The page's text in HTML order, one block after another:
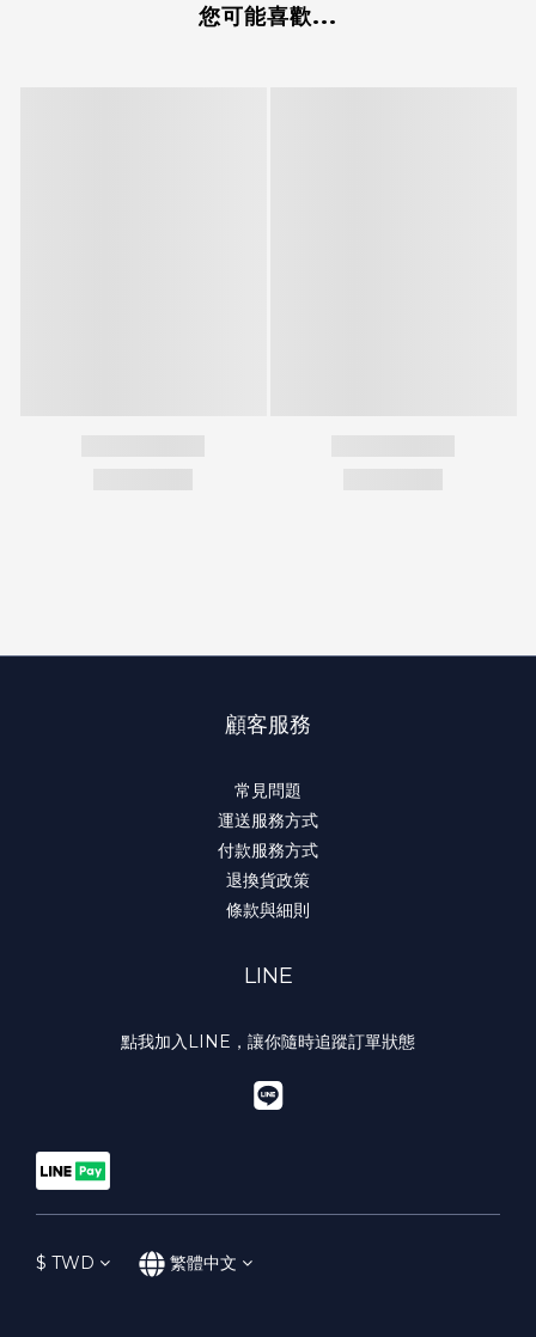
您可能喜歡...
顧客服務
常見問題
運送服務方式
付款服務方式
退換貨政策
條款與細則
LINE
點我加入LINE，讓你隨時追蹤訂單狀態
$ TWD 繁體中文